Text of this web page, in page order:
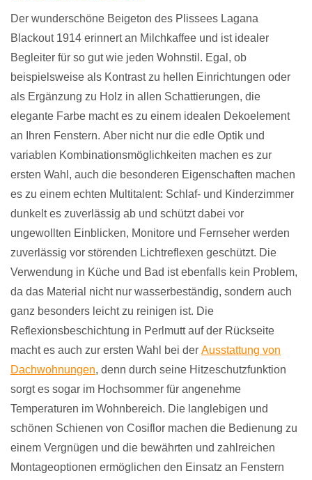
Der wunderschöne Beigeton des Plissees Lagana
Blackout 1914 erinnert an Milchkaffee und ist idealer
Begleiter für so gut wie jeden Wohnstil. Egal, ob
beispielsweise als Kontrast zu hellen Einrichtungen oder
als Ergänzung zu Holz in allen Schattierungen, die
elegante Farbe macht es zu einem idealen Dekoelement
an Ihren Fenstern. Aber nicht nur die edle Optik und
variablen Kombinationsmöglichkeiten machen es zur
ersten Wahl, auch die besonderen Eigenschaften machen
es zu einem echten Multitalent: Schlaf- und Kinderzimmer
dunkelt es zuverlässig ab und schützt dabei vor
ungewollten Einblicken, Monitore und Fernseher werden
zuverlässig vor störenden Lichtreflexen geschützt. Die
Verwendung in Küche und Bad ist ebenfalls kein Problem,
da das Material nicht nur wasserbeständig, sondern auch
ganz besonders leicht zu reinigen ist. Die
Reflexionsbeschichtung in Perlmutt auf der Rückseite
macht es auch zur ersten Wahl bei der Ausstattung von
Dachwohnungen, denn durch seine Hitzeschutzfunktion
sorgt es sogar im Hochsommer für angenehme
Temperaturen im Wohnbereich. Die langlebigen und
schönen Schienen von Cosiflor machen die Bedienung zu
einem Vergnügen und die bewährten und zahlreichen
Montageoptionen ermöglichen den Einsatz an Fenstern